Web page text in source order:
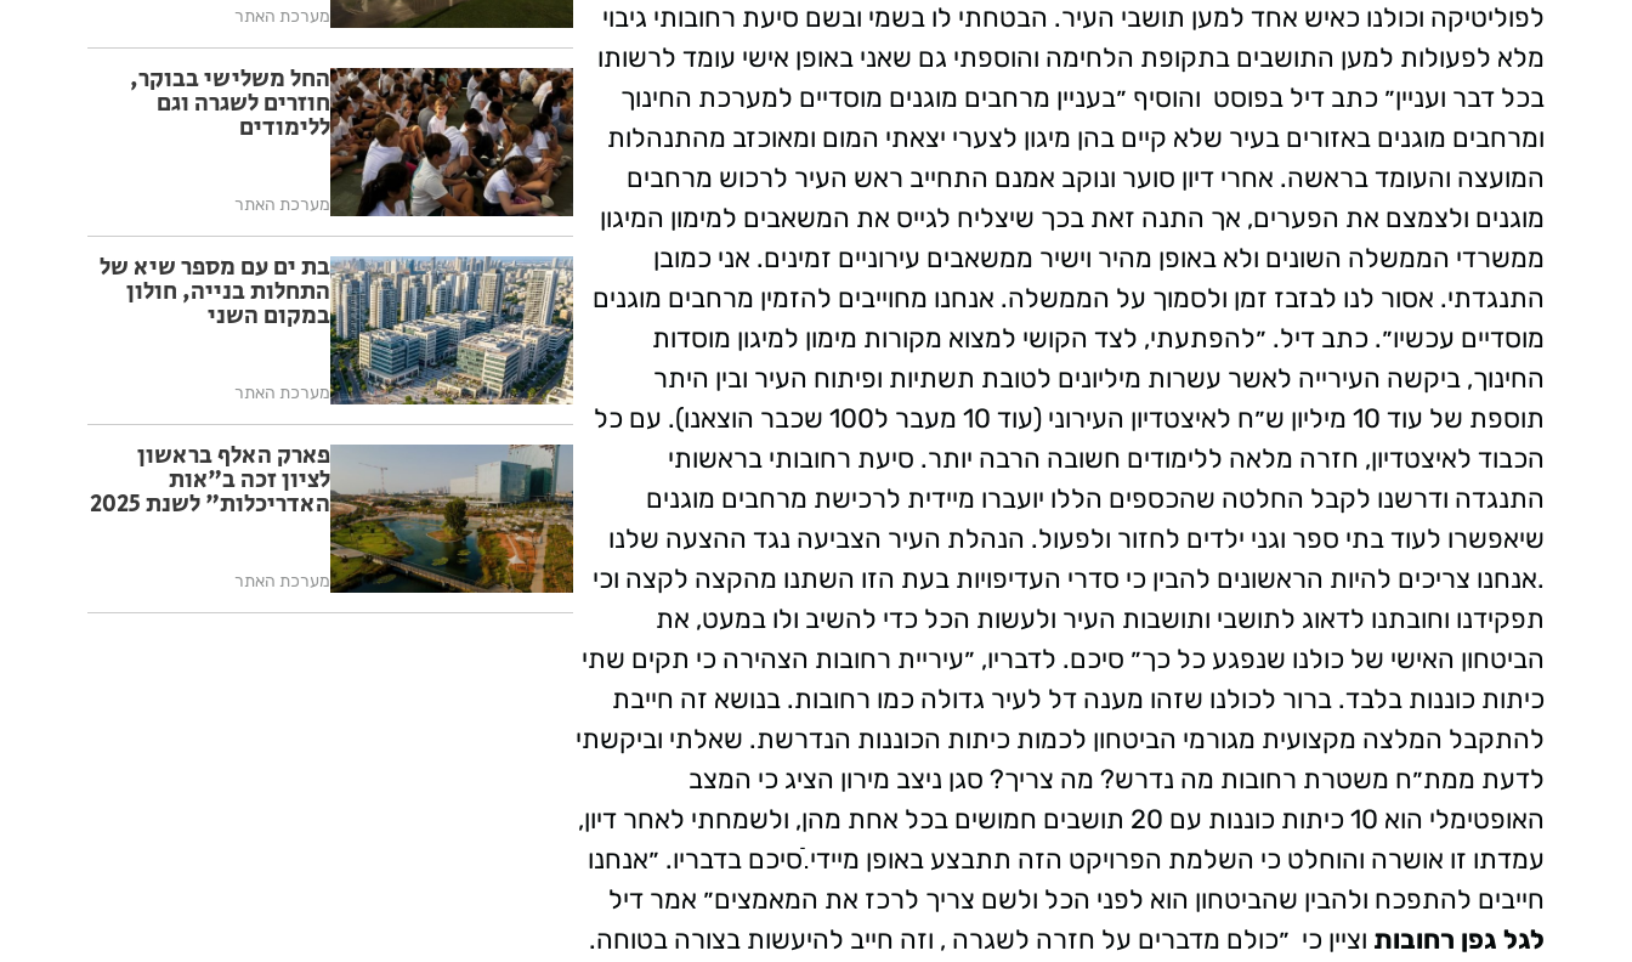
לפוליטיקה וכולנו כאיש אחד למען תושבי העיר. הבטחתי לו בשמי ובשם סיעת רחובותי גיבוי
מלא לפעולות למען התושבים בתקופת הלחימה והוספתי גם שאני באופן אישי עומד לרשותו
בכל דבר ועניין״ כתב דיל בפוסט והוסיף ״בעניין מרחבים מוגנים מוסדיים למערכת החינוך
ומרחבים מוגנים באזורים בעיר שלא קיים בהן מיגון לצערי יצאתי המום ומאוכזב מהתנהלות
המועצה והעומד בראשה. אחרי דיון סוער ונוקב אמנם התחייב ראש העיר לרכוש מרחבים
מוגנים ולצמצם את הפערים, אך התנה זאת בכך שיצליח לגייס את המשאבים למימון המיגון
ממשרדי הממשלה השונים ולא באופן מהיר וישיר ממשאבים עירוניים זמינים. אני כמובן
התנגדתי. אסור לנו לבזבז זמן ולסמוך על הממשלה. אנחנו מחוייבים להזמין מרחבים מוגנים
מוסדיים עכשיו״. כתב דיל. ״להפתעתי, לצד הקושי למצוא מקורות מימון למיגון מוסדות
החינוך, ביקשה העירייה לאשר עשרות מיליונים לטובת תשתיות ופיתוח העיר ובין היתר
תוספת של עוד 10 מיליון ש״ח לאיצטדיון העירוני (עוד 10 מעבר ל100 שכבר הוצאנו). עם כל
הכבוד לאיצטדיון, חזרה מלאה ללימודים חשובה הרבה יותר. סיעת רחובותי בראשותי
התנגדה ודרשנו לקבל החלטה שהכספים הללו יועברו מיידית לרכישת מרחבים מוגנים
שיאפשרו לעוד בתי ספר וגני ילדים לחזור ולפעול. הנהלת העיר הצביעה נגד ההצעה שלנו
.אנחנו צריכים להיות הראשונים להבין כי סדרי העדיפויות בעת הזו השתנו מהקצה לקצה וכי
תפקידנו וחובתנו לדאוג לתושבי ותושבות העיר ולעשות הכל כדי להשיב ולו במעט, את
הביטחון האישי של כולנו שנפגע כל כך״ סיכם. לדבריו, ״עיריית רחובות הצהירה כי תקים שתי
כיתות כוננות בלבד. ברור לכולנו שזהו מענה דל לעיר גדולה כמו רחובות. בנושא זה חייבת
להתקבל המלצה מקצועית מגורמי הביטחון לכמות כיתות הכוננות הנדרשת. שאלתי וביקשתי
לדעת ממת״ח משטרת רחובות מה נדרש? מה צריך? סגן ניצב מירון הציג כי המצב
האופטימלי הוא 10 כיתות כוננות עם 20 תושבים חמושים בכל אחת מהן, ולשמחתי לאחר דיון,
עמדתו זו אושרה והוחלט כי השלמת הפרויקט הזה תתבצע באופן מיידי.ֿסיכם בדבריו. ״אנחנו
חייבים להתפכח ולהבין שהביטחון הוא לפני הכל ולשם צריך לרכז את המאמצים״ אמר דיל
לגל גפן רחובות וציין כי ״כולם מדברים על חזרה לשגרה , וזה חייב להיעשות בצורה בטוחה.
מערכת האתר
החל משלישי בבוקר,
חוזרים לשגרה וגם
ללימודים
מערכת האתר
בת ים עם מספר שיא של
התחלות בנייה, חולון
במקום השני
מערכת האתר
פארק האלף בראשון
לציון זכה ב"אות
האדריכלות" לשנת 2025
מערכת האתר